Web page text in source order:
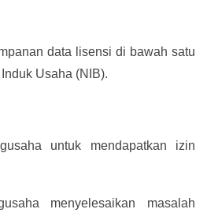
data lisensi di bawah satu
Usaha (NIB).
untuk mendapatkan izin
menyelesaikan masalah